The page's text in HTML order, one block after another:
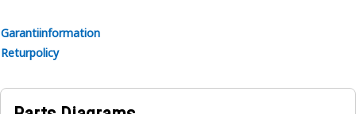
Garantiinformation
Returpolicy